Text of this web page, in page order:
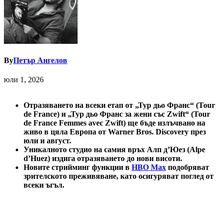
ByПетър Ангелов
юли 1, 2026
Отразяването на всеки етап от „Тур дьо Франс“ (Tour
de France) и „Тур дьо Франс за жени със Zwift“ (Tour
de France Femmes avec Zwift) ще бъде излъчвано на
живо в цяла Европа от Warner Bros. Discovery през
юли и август.
Уникалното студио на самия връх Алп д’Юез (Alpe
d’Huez) издига отразяването до нови висоти.
Новите стрийминг функции в HBO Max подобряват
зрителското преживяване, като осигуряват поглед от
всеки ъгъл.